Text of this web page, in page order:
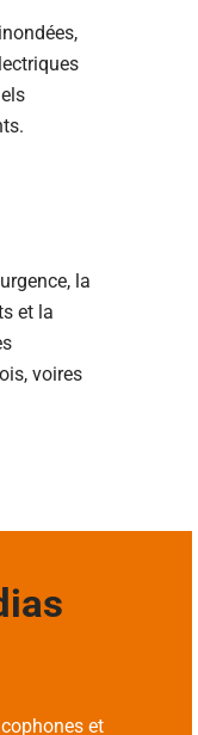
la
et la
voires
et